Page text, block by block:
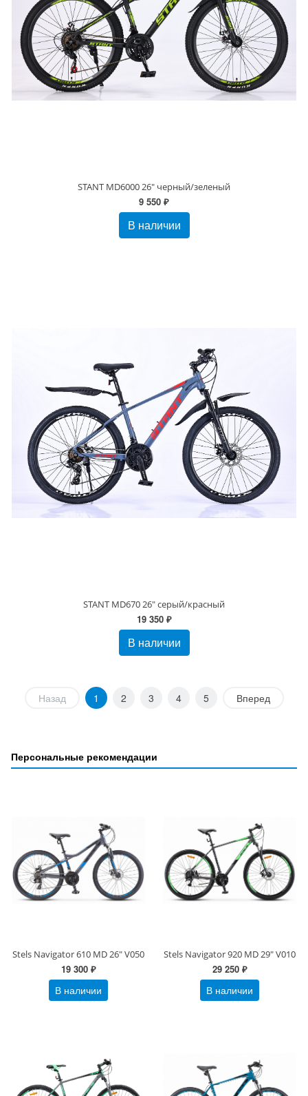
STANT MD6000 26" черный/зеленый
9 550 ₽
В наличии
STANT MD670 26" серый/красный
19 350 ₽
В наличии
Назад 1 2 3 4 5 Вперед
Персональные рекомендации
Stels Navigator 610 MD 26" V050
19 300 ₽
В наличии
Stels Navigator 920 MD 29" V010
29 250 ₽
В наличии